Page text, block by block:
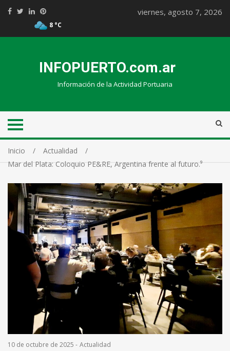
8 °C
viernes, agosto 7, 2026
INFOPUERTO.com.ar
Información de la Actividad Portuaria
Inicio
Actualidad
Mar del Plata: Coloquio PE&RE, Argentina frente al futuro.⁹
10 de octubre de 2025 - Actualidad